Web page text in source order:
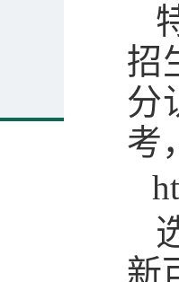
招
分
考
新